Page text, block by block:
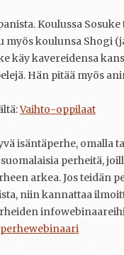
Koulussa
myös koulunsa Shogi
käy kavereidensa
Hän pitää myös
Vaihto-oppilaat
isäntäperhe, omalla
perheitä,
arkea. Jos teidän
niin kannattaa